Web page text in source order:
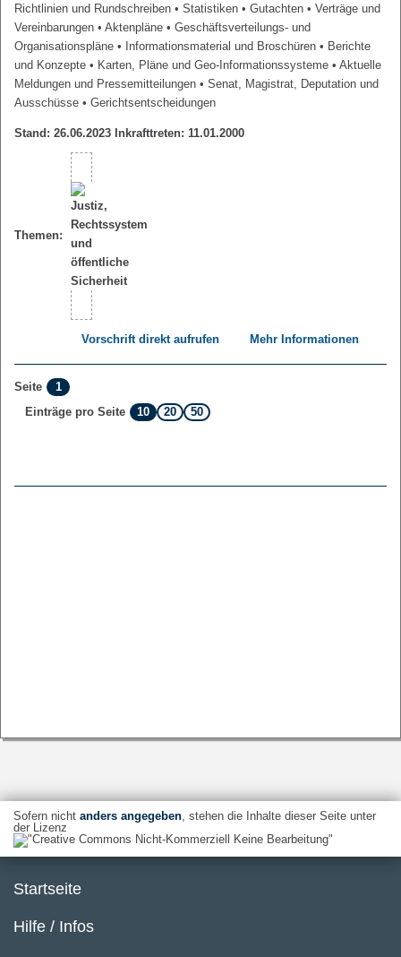
Richtlinien und Rundschreiben • Statistiken • Gutachten • Verträge und
Vereinbarungen • Aktenpläne • Geschäftsverteilungs- und
Organisationspläne • Informationsmaterial und Broschüren • Berichte
und Konzepte • Karten, Pläne und Geo-Informationssysteme • Aktuelle
Meldungen und Pressemitteilungen • Senat, Magistrat, Deputation und
Ausschüsse • Gerichtsentscheidungen
Stand: 26.06.2023 Inkrafttreten: 11.01.2000
Themen:
Vorschrift direkt aufrufen Mehr Informationen
Seite
1
Einträge pro Seite
10 20 50
Sofern nicht anders angegeben, stehen die Inhalte dieser Seite unter
der Lizenz
Startseite
Hilfe / Infos